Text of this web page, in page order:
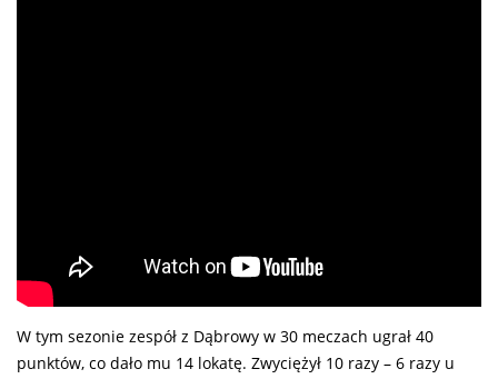
W tym sezonie zespół z Dąbrowy w 30 meczach ugrał 40
punktów, co dało mu 14 lokatę. Zwyciężył 10 razy – 6 razy u